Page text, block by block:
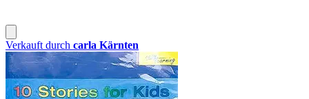
Verkauft durch carla Kärnten